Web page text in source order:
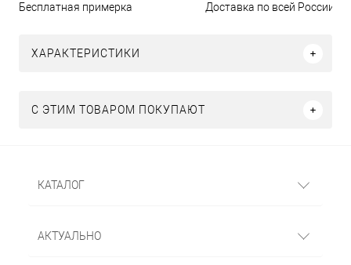
Бесплатная примерка Доставка по всей России
ХАРАКТЕРИСТИКИ
С ЭТИМ ТОВАРОМ ПОКУПАЮТ
КАТАЛОГ
АКТУАЛЬНО